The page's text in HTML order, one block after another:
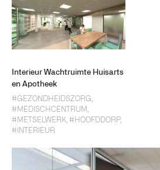
Interieur Wachtruimte Huisarts
en Apotheek
#GEZONDHEIDSZORG,
#MEDISCHCENTRUM,
#METSELWERK, #HOOFDDORP,
#INTERIEUR